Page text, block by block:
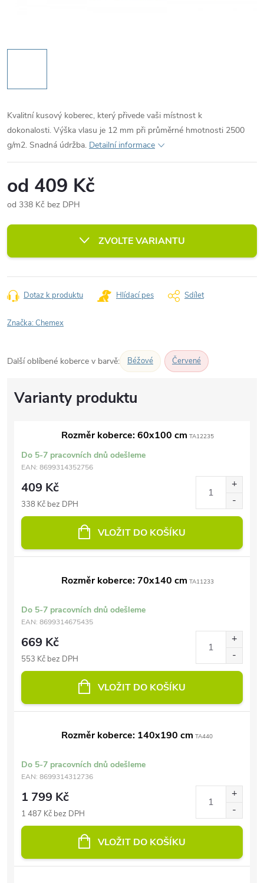
Kvalitní kusový koberec, který přivede vaši místnost k
dokonalosti. Výška vlasu je 12 mm při průměrné hmotnosti 2500
g/m2. Snadná údržba. Detailní informace
od 409 Kč
od 338 Kč bez DPH
cena:
ZVOLTE VARIANTU
Dotaz k produktu Hlídací pes Sdílet
Značka:Chemex
Další oblíbené koberce v barvě: Béžové Červené
Rozměr koberce: 60x100 cm TA12235
Do 5-7 pracovních dnů odešleme
EAN: 8699314352756
409 Kč
338 Kč bez DPH
VLOŽIT DO KOŠÍKU
Rozměr koberce: 70x140 cm TA11233
Do 5-7 pracovních dnů odešleme
EAN: 8699314675435
669 Kč
553 Kč bez DPH
VLOŽIT DO KOŠÍKU
Rozměr koberce: 140x190 cm TA440
Do 5-7 pracovních dnů odešleme
EAN: 8699314312736
1 799 Kč
1 487 Kč bez DPH
VLOŽIT DO KOŠÍKU